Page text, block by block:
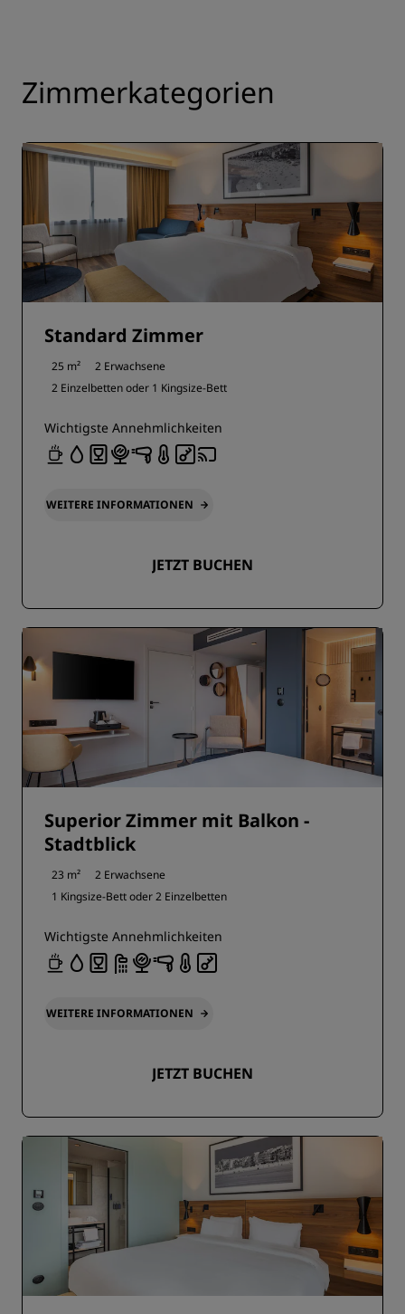
Zimmerkategorien
Standard Zimmer
25 m²
2 Erwachsene
2 Einzelbetten oder 1 Kingsize-Bett
Wichtigste Annehmlichkeiten
WEITERE INFORMATIONEN
JETZT BUCHEN
Superior Zimmer mit Balkon -
Stadtblick
23 m²
2 Erwachsene
1 Kingsize-Bett oder2 Einzelbetten
Wichtigste Annehmlichkeiten
WEITERE INFORMATIONEN
JETZT BUCHEN